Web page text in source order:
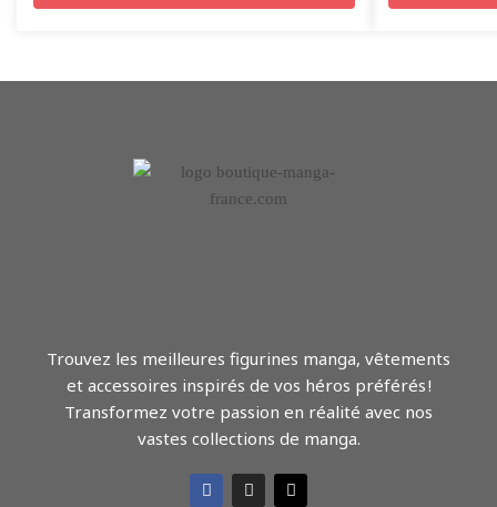
Trouvez les meilleures figurines manga, vêtements
et accessoires inspirés de vos héros préférés !
Transformez votre passion en réalité avec nos
vastes collections de manga.